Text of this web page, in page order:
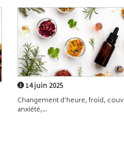
14 juin 2025
Changement d’heure, froid,
anxiété,...